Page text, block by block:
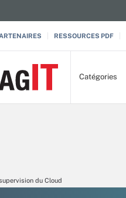
RESSOURCES PDF
Catégories
du Cloud